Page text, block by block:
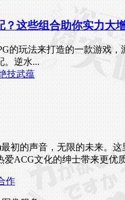
？这些组合助你实力大
的玩法来打造的一款游戏
。逆水...
技武蕴
最初的声音，无限的未来。
ACG文化的绅士带来更优
作